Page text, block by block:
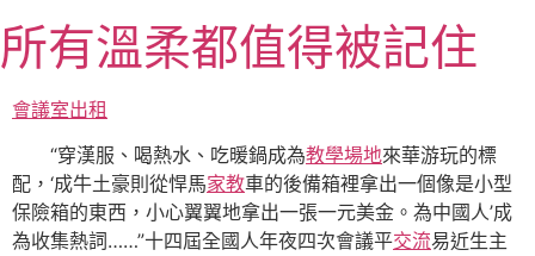
至
主
要
所有溫柔都值得被記住
會議室出租
“穿漢服、喝熱水、吃暖鍋成為教學場地來華游玩的標
配，‘成牛土豪則從悍馬家教車的後備箱裡拿出一個像是小型
保險箱的東西，小心翼翼地拿出一張一元美金。為中國人’成
為收集熱詞……”十四屆全國人年夜四次會議平交流易近生主